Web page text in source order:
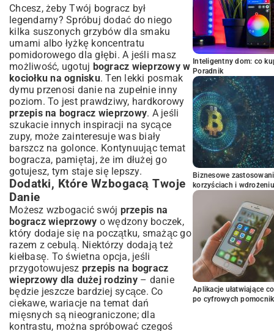
Chcesz, żeby Twój bogracz był
legendarny? Spróbuj dodać do niego
kilka suszonych grzybów dla smaku
umami albo łyżkę koncentratu
pomidorowego dla głębi. A jeśli masz
możliwość, ugotuj bogracz wieprzowy w
kociołku na ognisku. Ten lekki posmak
dymu przenosi danie na zupełnie inny
poziom. To jest prawdziwy, hardkorowy
przepis na bogracz wieprzowy. A jeśli
szukacie innych inspiracji na sycące
zupy, może zainteresuje was biały
barszcz na golonce. Kontynuując temat
bogracza, pamiętaj, że im dłużej go
gotujesz, tym staje się lepszy.
Dodatki, Które Wzbogacą Twoje
Danie
Możesz wzbogacić swój przepis na
bogracz wieprzowy o wędzony boczek,
który dodaje się na początku, smażąc go
razem z cebulą. Niektórzy dodają też
kiełbasę. To świetna opcja, jeśli
przygotowujesz przepis na bogracz
wieprzowy dla dużej rodziny– danie
będzie jeszcze bardziej sycące. Co
ciekawe, wariacje na temat dań
mięsnych są nieograniczone; dla
kontrastu, można spróbować czegoś
Inteligentny dom: co
Poradnik
Biznesowe
korzyściach i wdrożeniu
Aplikacje ułatwiające
po cyfrowych